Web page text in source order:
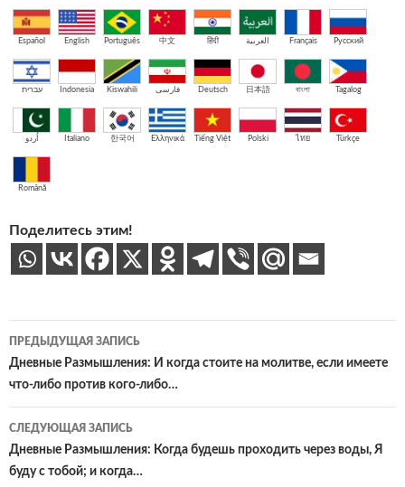
Español English Português 中文 हिंदी العربية Français Русский
עברית Indonesia Kiswahili فارسی Deutsch 日本語 বাংলা Tagalog
اُردو Italiano 한국어 Ελληνικά Tiếng Việt Polski ไทย Türkçe
Română
Поделитесь этим!
Навигация
по
записям
ПРЕДЫДУЩАЯ ЗАПИСЬ
Дневные Размышления: И когда стоите на молитве, если имеете
что-либо против кого-либо…
СЛЕДУЮЩАЯ ЗАПИСЬ
Дневные Размышления: Когда будешь проходить через воды, Я
буду с тобой; и когда…